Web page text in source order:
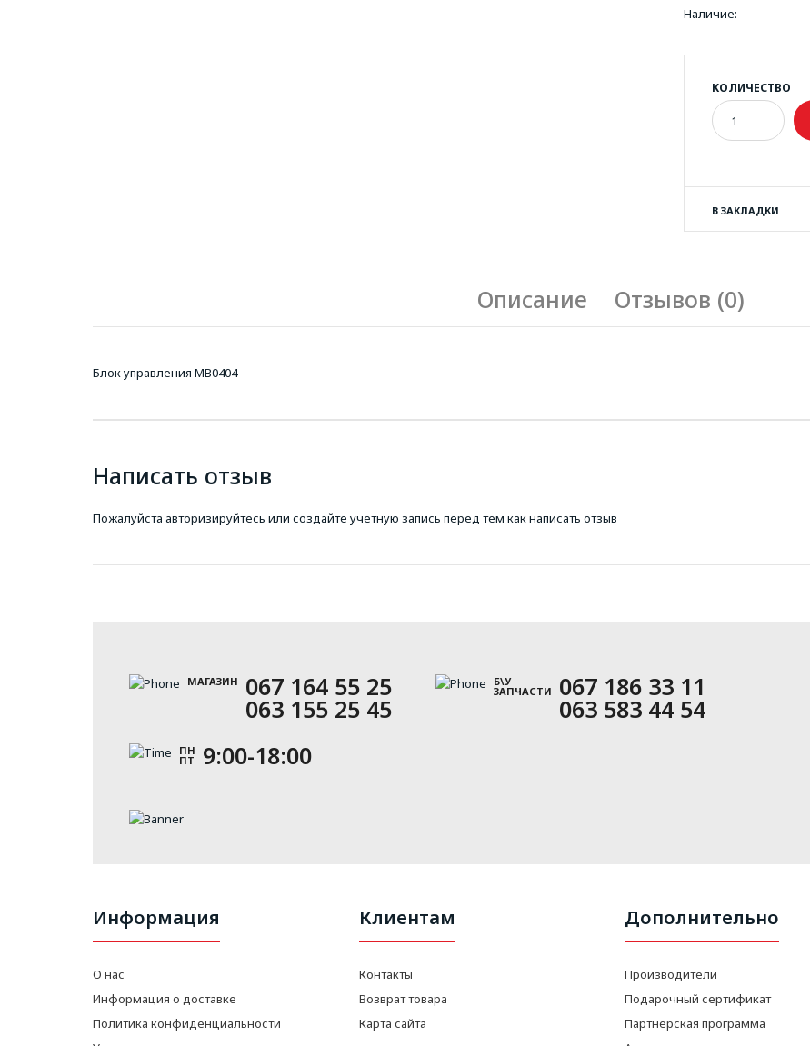
Наличие:
КОЛИЧЕСТВО
В ЗАКЛАДКИ
Описание Отзывов (0)
Блок управления MB0404
Написать отзыв
Пожалуйста авторизируйтесь или создайте учетную запись перед тем как написать отзыв
МАГАЗИН 067 164 55 25
063 155 25 45
Б\У
ЗАПЧАСТИ 067 186 33 11
063 583 44 54
ПН
ПТ 9:00-18:00
Информация
О нас
Информация о доставке
Политика конфиденциальности
Клиентам
Контакты
Возврат товара
Карта сайта
Дополнительно
Производители
Подарочный сертификат
Партнерская программа